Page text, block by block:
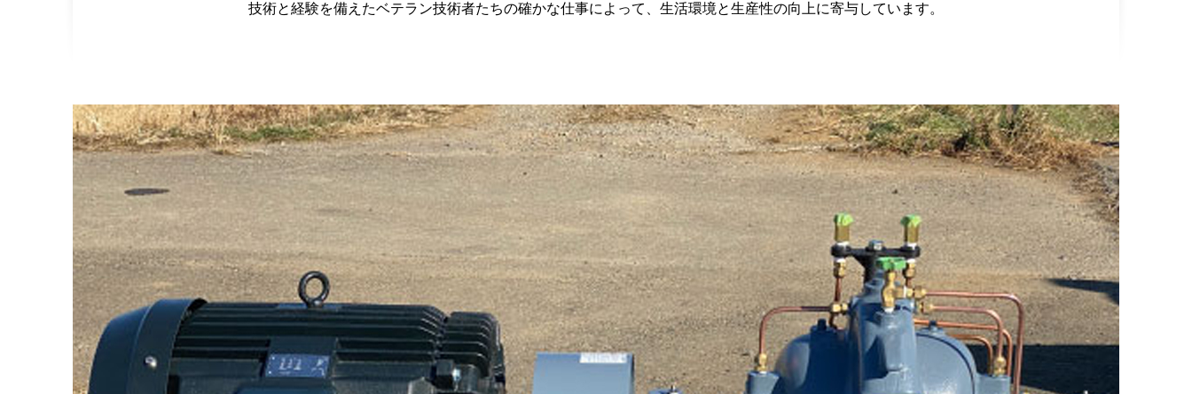
技術と経験を備えたベテラン技術者たちの確かな仕事によって、生活環境と生産性の向上に寄与しています。